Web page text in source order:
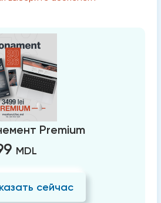
Premium
MDL
сейчас